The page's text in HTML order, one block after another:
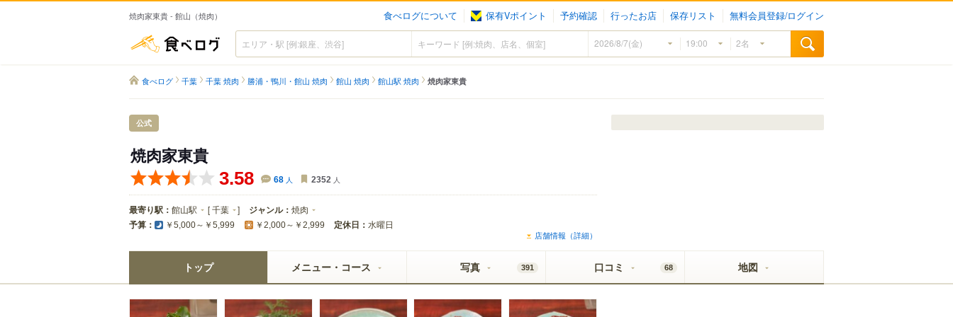
焼肉家東貴 - 館山（焼肉） 食べログについて 保有Vポイント 予約確認 行ったお店 保存リスト 無料会員登録/ログイン
食べログ
食べログ 千葉 千葉 焼肉 勝浦・鴨川・館山 焼肉 館山 焼肉 館山駅 焼肉 焼肉家東貴
公式
焼肉家東貴
3.58 68 人 2352 人
最寄り駅： 館山駅 [千葉 ] ジャンル： 焼肉
予算： ￥5,000～￥5,999 ￥2,000～￥2,999 定休日： 水曜日
店舗情報（詳細）
トップ メニュー・コース 写真 391 口コミ 68 地図